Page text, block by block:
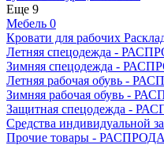
Еще 9
Мебель 0
Кровати для рабочих
Летняя спецодежда -
Зимняя спецодежда -
Летняя рабочая обувь -
Зимняя рабочая обувь -
Защитная спецодежда -
Средства
Прочие товары -